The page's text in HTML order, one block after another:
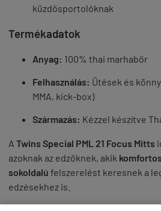
küzdősportolóknak
Termékadatok
Anyag: 100% thai marhabőr
Felhasználás: Ütések és
MMA, kick-box)
Származás: Kézzel készítve
A Twins Special PML 21 Focus Mitts
azoknak az edzőknek, akik
sokoldalú felszerelést keresnek a
edzésekhez is.